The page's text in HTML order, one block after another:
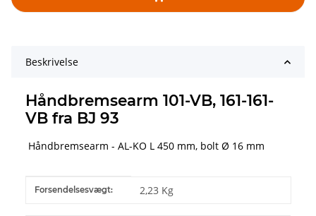
Beskrivelse
Håndbremsearm 101-VB, 161-161-
VB fra BJ 93
Håndbremsearm - AL-KO L 450 mm, bolt Ø 16 mm
#productDetails.itemInformation#
#productDetails.itemValue#
Forsendelsesvægt: 2,23 Kg